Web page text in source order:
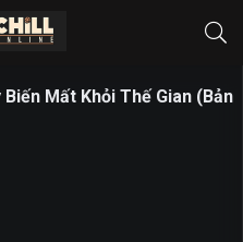
Mất Khỏi Thế Gian (Bản